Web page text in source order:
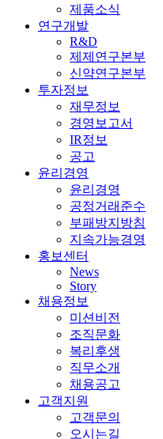
제품소식
연구개발
R&D
제제연구본부
신약연구본부
투자정보
재무정보
경영보고서
IR정보
공고
윤리경영
윤리경영
공정거래준수
부패방지방침
지속가능경영
홍보센터
News
Story
채용정보
미션비전
조직문화
복리후생
직무소개
채용공고
고객지원
고객문의
오시는길